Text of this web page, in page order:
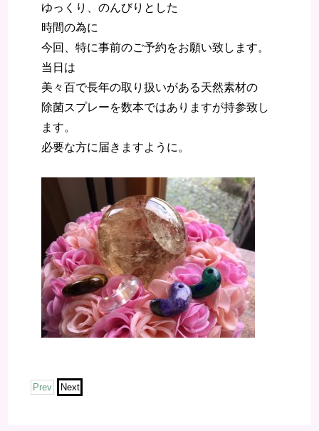
ゆっくり、のんびりとした
時間の為に
今回、特に事前のご予約をお願い致します。
当日は
美々百で長年の取り扱いがある天然素材の
除菌スプレーを数本ではありますが持参致し
ます。
必要な方に届きますように。
Prev Next